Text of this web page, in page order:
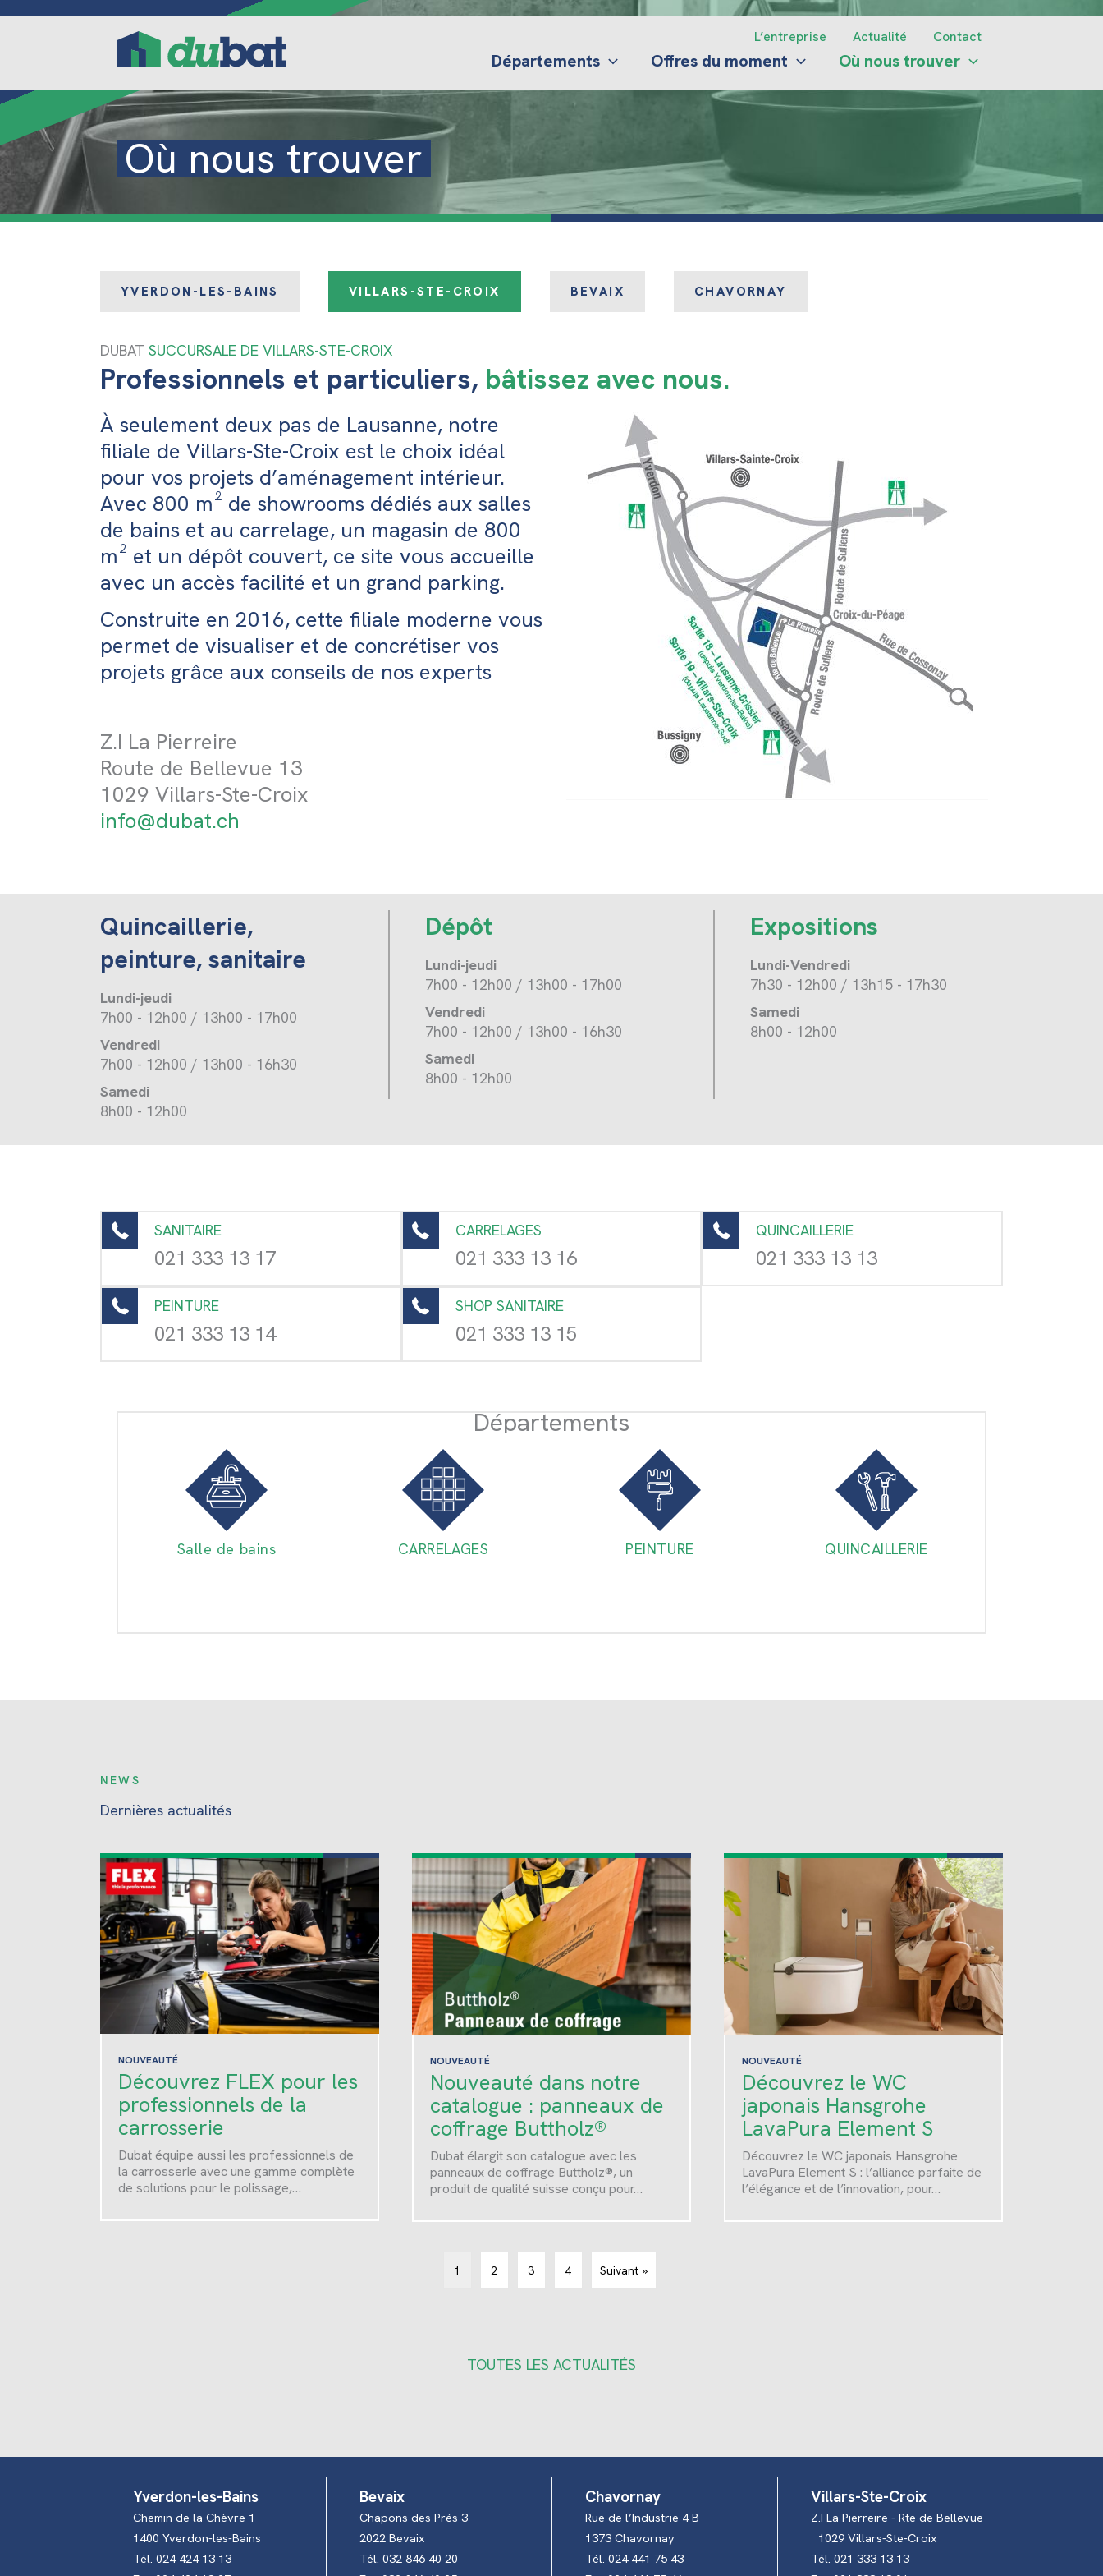
L’entreprise Actualité Contact
Départements Offres du moment Où nous trouver
Où nous trouver
YVERDON-LES-BAINS VILLARS-STE-CROIX BEVAIX CHAVORNAY
DUBAT SUCCURSALE DE VILLARS-STE-CROIX
Professionnels et particuliers, bâtissez avec nous.
À seulement deux pas de Lausanne, notre
filiale de Villars-Ste-Croix est le choix idéal
pour vos projets d’aménagement intérieur.
Avec 800 m² de showrooms dédiés aux salles
de bains et au carrelage, un magasin de 800
m² et un dépôt couvert, ce site vous accueille
avec un accès facilité et un grand parking.
Construite en 2016, cette filiale moderne vous
permet de visualiser et de concrétiser vos
projets grâce aux conseils de nos experts
Z.I La Pierreire
Route de Bellevue 13
1029 Villars-Ste-Croix
info@dubat.ch
Quincaillerie,
peinture, sanitaire
Lundi-jeudi
7h00 - 12h00 / 13h00 - 17h00
Vendredi
7h00 - 12h00 / 13h00 - 16h30
Samedi
8h00 - 12h00
Dépôt
Lundi-jeudi
7h00 - 12h00 / 13h00 - 17h00
Vendredi
7h00 - 12h00 / 13h00 - 16h30
Samedi
8h00 - 12h00
Expositions
Lundi-Vendredi
7h30 - 12h00 / 13h15 - 17h30
Samedi
8h00 - 12h00
SANITAIRE
021 333 13 17
PEINTURE
021 333 13 14
CARRELAGES
021 333 13 16
SHOP SANITAIRE
021 333 13 15
QUINCAILLERIE
021 333 13 13
Départements
Salle de bains CARRELAGES PEINTURE QUINCAILLERIE
NEWS
Dernières actualités
NOUVEAUTÉ
Découvrez FLEX pour les
professionnels de la
carrosserie
Dubat équipe aussi les professionnels de
la carrosserie avec une gamme complète
de solutions pour le polissage,…
NOUVEAUTÉ
Nouveauté dans notre
catalogue : panneaux de
coffrage Buttholz®
Dubat élargit son catalogue avec les
panneaux de coffrage Buttholz®, un
produit de qualité suisse conçu pour…
NOUVEAUTÉ
Découvrez le WC
japonais Hansgrohe
LavaPura Element S
Découvrez le WC japonais Hansgrohe
LavaPura Element S : l’alliance parfaite de
l’élégance et de l’innovation, pour…
1 2 3 4 Suivant »
TOUTES LES ACTUALITÉS
Yverdon-les-Bains
Chemin de la Chèvre 1
1400 Yverdon-les-Bains
Tél. 024 424 13 13
Bevaix
Chapons des Prés 3
2022 Bevaix
Tél. 032 846 40 20
Chavornay
Rue de l’Industrie 4 B
1373 Chavornay
Tél. 024 441 75 43
Villars-Ste-Croix
Z.I La Pierreire - Rte de Bellevue
1029 Villars-Ste-Croix
Tél. 021 333 13 13